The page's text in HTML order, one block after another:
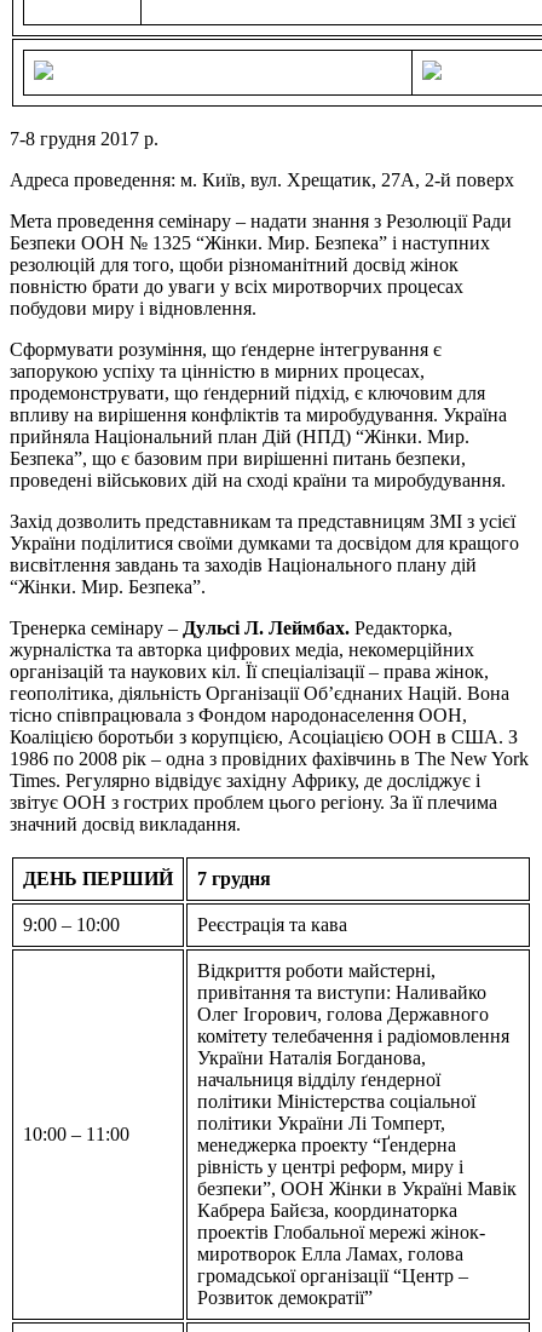
7-8 грудня 2017 р.
Адреса проведення: м. Київ, вул. Хрещатик, 27А, 2-й поверх
Мета проведення семінару – надати знання з Резолюції Ради
Безпеки ООН № 1325 “Жінки. Мир. Безпека” і наступних
резолюцій для того, щоби різноманітний досвід жінок
повністю брати до уваги у всіх миротворчих процесах
побудови миру і відновлення.
Сформувати розуміння, що ґендерне інтегрування є
запорукою успіху та цінністю в мирних процесах,
продемонструвати, що ґендерний підхід, є ключовим для
впливу на вирішення конфліктів та миробудування. Україна
прийняла Національний план Дій (НПД) “Жінки. Мир.
Безпека”, що є базовим при вирішенні питань безпеки,
проведені військових дій на сході країни та миробудування.
Захід дозволить представникам та представницям ЗМІ з усієї
України поділитися своїми думками та досвідом для кращого
висвітлення завдань та заходів Національного плану дій
“Жінки. Мир. Безпека”.
Тренерка семінару – Дульсі Л. Леймбах. Редакторка,
журналістка та авторка цифрових медіа, некомерційних
організацій та наукових кіл. Її спеціалізації – права жінок,
геополітика, діяльність Організації Об’єднаних Націй. Вона
тісно співпрацювала з Фондом народонаселення ООН,
Коаліцією боротьби з корупцією, Асоціацією ООН в США. З
1986 по 2008 рік – одна з провідних фахівчинь в The New York
Times. Регулярно відвідує західну Африку, де досліджує і
звітує ООН з гострих проблем цього регіону. За її плечима
значний досвід викладання.
ДЕНЬ ПЕРШИЙ 7 грудня
9:00 – 10:00 Реєстрація та кава
10:00 – 11:00
Відкриття роботи майстерні,
привітання та виступи: Наливайко
Олег Ігорович, голова Державного
комітету телебачення і радіомовлення
України Наталія Богданова,
начальниця відділу ґендерної
політики Міністерства соціальної
політики України Лі Томперт,
менеджерка проекту “Ґендерна
рівність у центрі реформ, миру і
безпеки”, ООН Жінки в Україні Мавік
Кабрера Байєза, координаторка
проектів Глобальної мережі жінок-
миротворок Елла Ламах, голова
громадської організації “Центр –
Розвиток демократії”